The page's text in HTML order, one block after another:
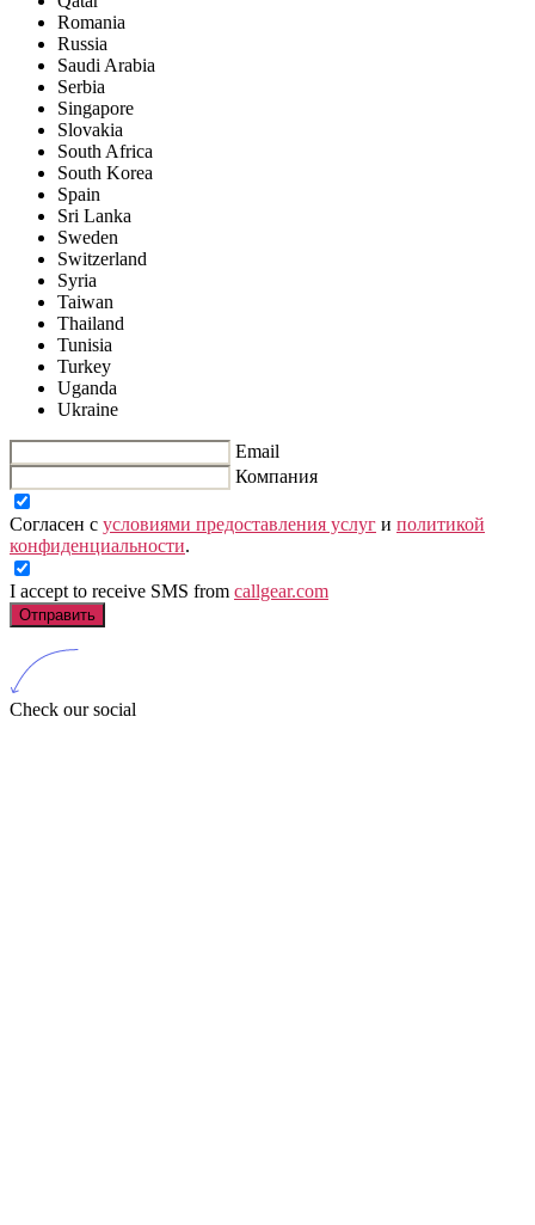
Romania
Russia
Saudi Arabia
Serbia
Singapore
Slovakia
South Africa
South Korea
Spain
Sri Lanka
Sweden
Switzerland
Syria
Taiwan
Thailand
Tunisia
Turkey
Uganda
Ukraine
Email
Компания
Согласен с условиями предоставления услуг и политикой
конфиденциальности.
I accept to receive SMS from callgear.com
Отправить
Check our social